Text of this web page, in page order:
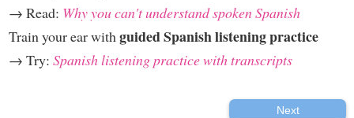
→ Read: Why you can't understand spoken Spanish
Train your ear with guided Spanish listening practice
→ Try: Spanish listening practice with transcripts
Next